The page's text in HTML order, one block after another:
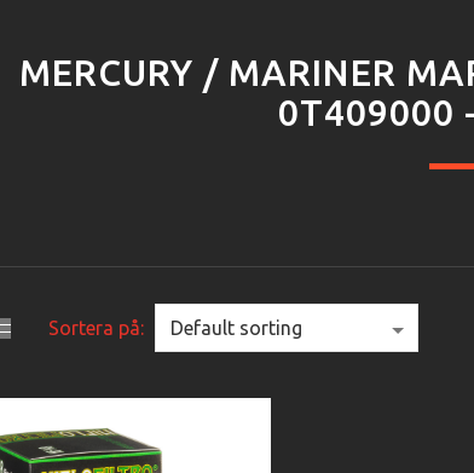
MERCURY / MARINER
0T409000
Sortera på: